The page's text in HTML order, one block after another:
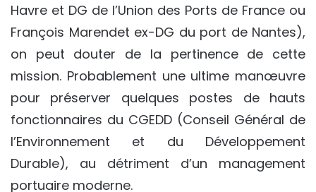
Havre et DG de l’Union des Ports de France ou
François Marendet ex-DG du port de Nantes),
on peut douter de la pertinence de cette
mission. Probablement une ultime manœuvre
pour préserver quelques postes de hauts
fonctionnaires du CGEDD (Conseil Général de
l’Environnement et du Développement
Durable), au détriment d’un management
portuaire moderne.